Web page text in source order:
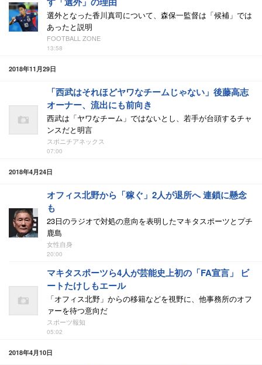
選外となった香川真司について、森保一監督は「候補」では
あったと説明
FOOTBALL ZONE
13:58
2018年11月29日
「西武はそれほどヤワなチームじゃない」後藤高志
オーナー、流出にも前向き
西武は「ヤワなチーム」ではないとし、若手が台頭するチャ
ンスだと明言
スポニチアネックス
07:00
2018年4月24日
オフィス北野から「稼ぐ」2人が退所へ 連鎖に懸念
も
23日のラジオで対処の意向を表明したマキタスポーツとプチ
鹿島
女性自身
20:00
マキタスポーツら4人が芸能史上初の「FA宣言」 ビ
ートたけしもエール
「オフィス北野」からの移籍などを視野に、他事務所のオフ
ァーを待つ意向だ
スポーツ報知
05:02
2018年4月10日